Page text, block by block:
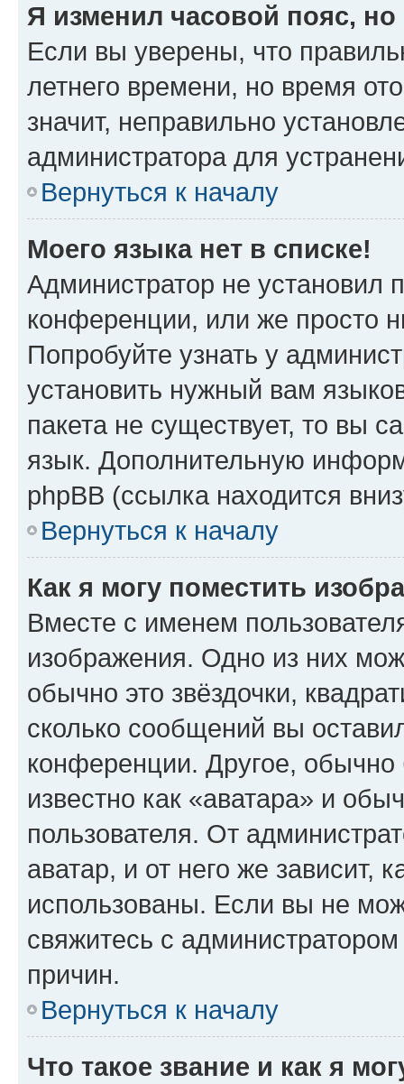
Я изменил часовой пояс,
Если вы уверены, что
летнего времени, но время
значит, неправильно
администратора для
Вернуться к началу
Моего языка нет в списке!
Администратор не установил
конференции, или же просто
Попробуйте узнать у
установить нужный вам
пакета не существует, то вы
язык. Дополнительную
phpBB (ссылка находится
Вернуться к началу
Как я могу поместить
Вместе с именем
изображения. Одно из них
обычно это звёздочки,
сколько сообщений вы
конференции. Другое,
известно как «аватара» и
пользователя. От
аватар, и от него же зависит,
использованы. Если вы не
свяжитесь с
причин.
Вернуться к началу
Что такое звание и как я